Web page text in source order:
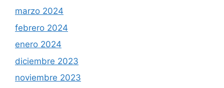
marzo 2024
febrero 2024
enero 2024
diciembre 2023
noviembre 2023